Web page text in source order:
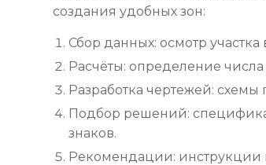
создания удобных зон:
Сбор данных: осмотр
Расчёты: определение
Разработка чертежей:
Подбор решений:
знаков.
Рекомендации: инструкции